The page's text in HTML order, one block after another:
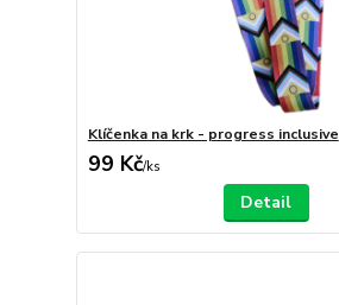
Klíčenka na krk - progress inclusive
99 Kč/ks
Detail